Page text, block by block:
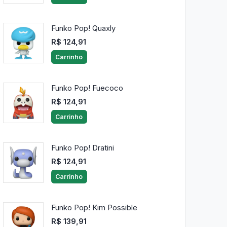
Funko Pop! Quaxly
R$ 124,91
Carrinho
Funko Pop! Fuecoco
R$ 124,91
Carrinho
Funko Pop! Dratini
R$ 124,91
Carrinho
Funko Pop! Kim Possible
R$ 139,91